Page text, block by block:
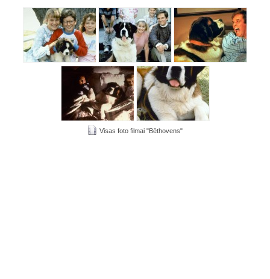
Visas foto filmai "Bēthovens"